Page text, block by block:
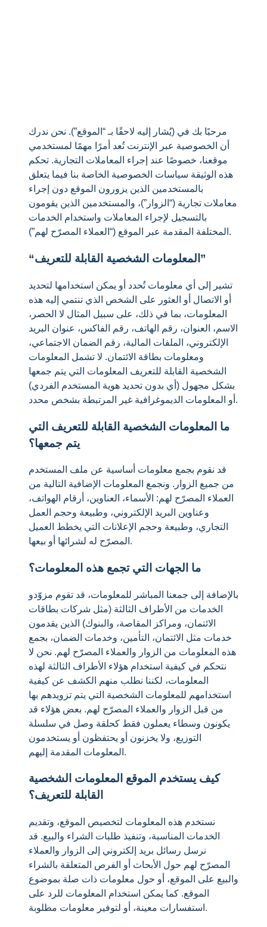
مرحبًا بك في (يُشار إليه لاحقًا بـ “الموقع”). نحن ندرك
أن الخصوصية عبر الإنترنت تُعد أمرًا مهمًا لمستخدمي
موقعنا، خصوصًا عند إجراء المعاملات التجارية. تحكم
هذه الوثيقة سياسات الخصوصية الخاصة بنا فيما يتعلق
بالمستخدمين الذين يزورون الموقع دون إجراء
معاملات تجارية (“الزوار”)، والمستخدمين الذين يقومون
بالتسجيل لإجراء المعاملات واستخدام الخدمات
المختلفة المقدمة عبر الموقع (“العملاء المصرّح لهم”).
“المعلومات الشخصية القابلة للتعريف”
تشير إلى أي معلومات تُحدد أو يمكن استخدامها لتحديد
أو الاتصال أو العثور على الشخص الذي تنتمي إليه هذه
المعلومات، بما في ذلك، على سبيل المثال لا الحصر،
الاسم، العنوان، رقم الهاتف، رقم الفاكس، عنوان البريد
الإلكتروني، الملفات المالية، رقم الضمان الاجتماعي،
ومعلومات بطاقة الائتمان. لا تشمل المعلومات
الشخصية القابلة للتعريف المعلومات التي يتم جمعها
بشكل مجهول (أي بدون تحديد هوية المستخدم الفردي)
أو المعلومات الديموغرافية غير المرتبطة بشخص محدد.
ما المعلومات الشخصية القابلة للتعريف التي
يتم جمعها؟
قد نقوم بجمع معلومات أساسية عن ملف المستخدم
من جميع الزوار. ونجمع المعلومات الإضافية التالية من
العملاء المصرّح لهم: الأسماء، العناوين، أرقام الهواتف،
وعناوين البريد الإلكتروني، وطبيعة وحجم العمل
التجاري، وطبيعة وحجم الإعلانات التي يخطط العميل
المصرّح له لشرائها أو بيعها.
ما الجهات التي تجمع هذه المعلومات؟
بالإضافة إلى جمعنا المباشر للمعلومات، قد تقوم مزوّدو
الخدمات من الأطراف الثالثة (مثل شركات بطاقات
الائتمان، ومراكز المقاصة، والبنوك) الذين يقدمون
خدمات مثل الائتمان، التأمين، وخدمات الضمان، بجمع
هذه المعلومات من الزوار والعملاء المصرّح لهم. نحن لا
نتحكم في كيفية استخدام هؤلاء الأطراف الثالثة لهذه
المعلومات، لكننا نطلب منهم الكشف عن كيفية
استخدامهم للمعلومات الشخصية التي يتم تزويدهم بها
من قبل الزوار والعملاء المصرّح لهم. بعض هؤلاء قد
يكونون وسطاء يعملون فقط كحلقة وصل في سلسلة
التوزيع، ولا يخزنون أو يحتفظون أو يستخدمون
المعلومات المقدمة إليهم.
كيف يستخدم الموقع المعلومات الشخصية
القابلة للتعريف؟
نستخدم هذه المعلومات لتخصيص الموقع، وتقديم
الخدمات المناسبة، وتنفيذ طلبات الشراء والبيع. قد
نرسل رسائل بريد إلكتروني إلى الزوار والعملاء
المصرّح لهم حول الأبحاث أو الفرص المتعلقة بالشراء
والبيع على الموقع، أو حول معلومات ذات صلة بموضوع
الموقع. كما يمكن استخدام المعلومات للرد على
استفسارات معينة، أو لتوفير معلومات مطلوبة.